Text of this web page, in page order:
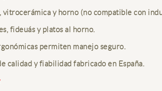
vitrocerámica y horno (no compatible con
fideuás y platos al horno.
permiten manejo seguro.
calidad y fiabilidad fabricado en España.